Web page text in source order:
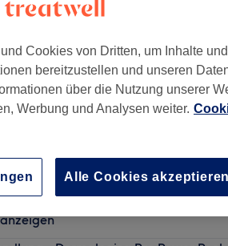
anzeigen
- Basic Dermalogica Pro Skin
Cookies von Dritten, um Inhalte
bereitzustellen und unseren
über die Nutzung unserer
Werbung und Analysen weiter.
Alle Cookies akzeptieren